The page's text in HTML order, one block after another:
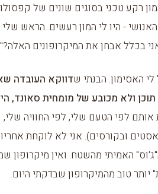
רקע טכני בסוגים שונים של
- היו לי המון רעשים. הראש שלי
בכלל אבחן את המיקרופונים האלה?"
האסימון. הבנתי שדווקא העובדה
ולא מכובע של מומחית סאונד,
אותם לפי הטעם שלי, לפי החוויה
ובקורסים). אני לא לוקחת
האמיתי מהשטח. ואין מיקרופון
יותר טוב מהמיקרופון שבדקתי היום.